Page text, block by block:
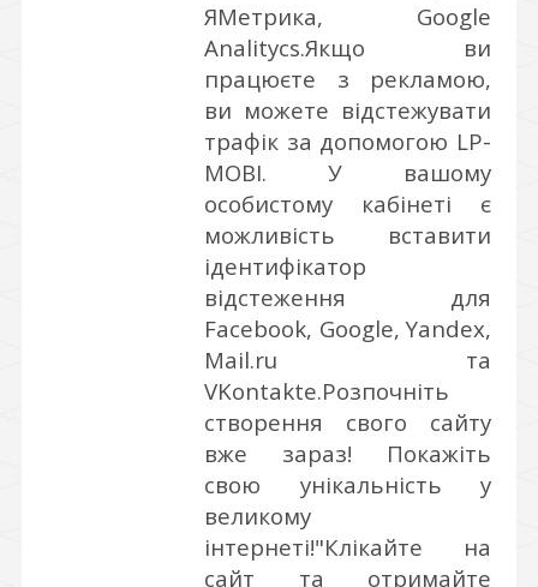
ЯМетрика, Google
Analitycs.Якщо ви
працюєте з рекламою,
ви можете відстежувати
трафік за допомогою LP-
MOBI. У вашому
особистому кабінеті є
можливість вставити
ідентифікатор
відстеження для
Facebook, Google, Yandex,
Mail.ru та
VKontakte.Розпочніть
створення свого сайту
вже зараз! Покажіть
свою унікальність у
великому
інтернеті!"Клікайте на
сайт та отримайте